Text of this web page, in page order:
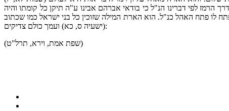
לפי דברינו הנ"ל כי בודאי אברהם אבינו ע"ה תיקן כל קומתו והיה
לו פתח האהל כנ"ל. הוא הארת המילה שזוכין כל בני ישראל כמו שכתוב
(ישעיה ס, כא) ועמך כולם צדיקים:
(שפת אמת, וירא, תרל"ט)